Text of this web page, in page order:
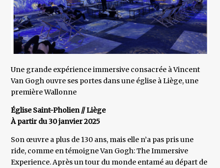
Une grande expérience immersive consacrée à Vincent
Van Gogh ouvre ses portes dans une église à Liège, une
première Wallonne
Église Saint-Pholien // Liège
À partir du 30 janvier 2025
Son œuvre a plus de 130 ans, mais elle n’a pas pris une
ride, comme en témoigne Van Gogh: The Immersive
Experience. Après un tour du monde entamé au départ de